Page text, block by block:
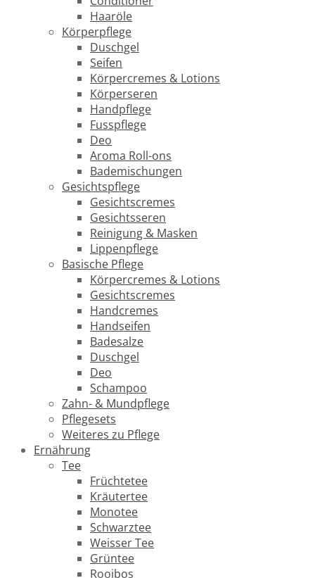
Haaröle
Körperpflege
Duschgel
Seifen
Körpercremes & Lotions
Körperseren
Handpflege
Fusspflege
Deo
Aroma Roll-ons
Bademischungen
Gesichtspflege
Gesichtscremes
Gesichtsseren
Reinigung & Masken
Lippenpflege
Basische Pflege
Körpercremes & Lotions
Gesichtscremes
Handcremes
Handseifen
Badesalze
Duschgel
Deo
Schampoo
Zahn- & Mundpflege
Pflegesets
Weiteres zu Pflege
Ernährung
Tee
Früchtetee
Kräutertee
Monotee
Schwarztee
Weisser Tee
Grüntee
Rooibos